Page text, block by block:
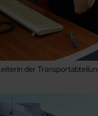
der